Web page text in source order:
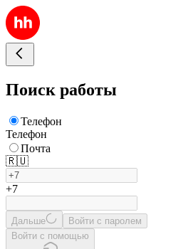
Поиск работы
Телефон
Телефон
Почта
🇷🇺
+7
Дальше
Войти с паролем
Войти с помощью